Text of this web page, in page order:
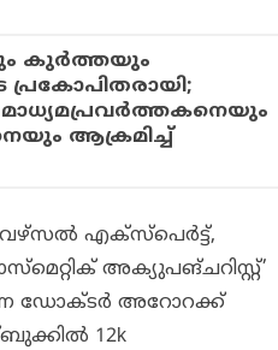
കുര്‍ത്തയും
ആക്രമിച്ച്
എക്‌സ്‌പെർട്ട്,
അക്യുപങ്‌ചറിസ്റ്റ്’
ഡോക്ടർ അറോറക്ക്
12k